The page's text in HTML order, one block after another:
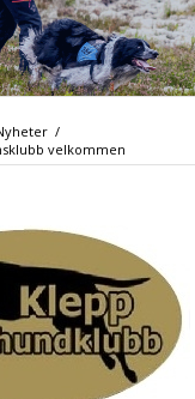
/
velkommen